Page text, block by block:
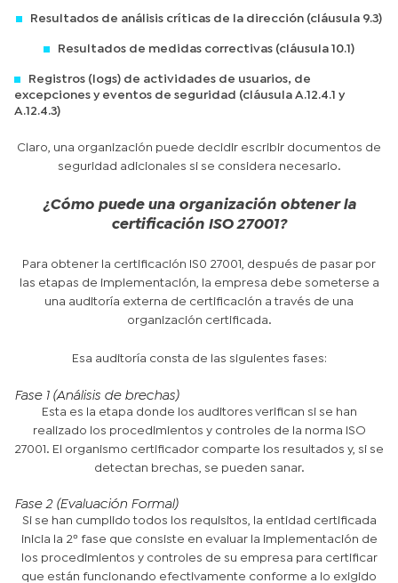
Resultados de análisis críticas de la dirección (cláusula 9.3)
Resultados de medidas correctivas (cláusula 10.1)
Registros (logs) de actividades de usuarios, de
excepciones y eventos de seguridad (cláusula A.12.4.1 y
A.12.4.3)
Claro, una organización puede decidir escribir documentos de
seguridad adicionales si se considera necesario.
¿Cómo puede una organización obtener la
certificación ISO 27001?
Para obtener la certificación IS0 27001, después de pasar por
las etapas de implementación, la empresa debe someterse a
una auditoría externa de certificación a través de una
organización certificada.
Esa auditoría consta de las siguientes fases:
Fase 1 (Análisis de brechas)
Esta es la etapa donde los auditores verifican si se han
realizado los procedimientos y controles de la norma ISO
27001. El organismo certificador comparte los resultados y, si se
detectan brechas, se pueden sanar.
Fase 2 (Evaluación Formal)
Si se han cumplido todos los requisitos, la entidad certificada
inicia la 2º fase que consiste en evaluar la implementación de
los procedimientos y controles de su empresa para certificar
que están funcionando efectivamente conforme a lo exigido